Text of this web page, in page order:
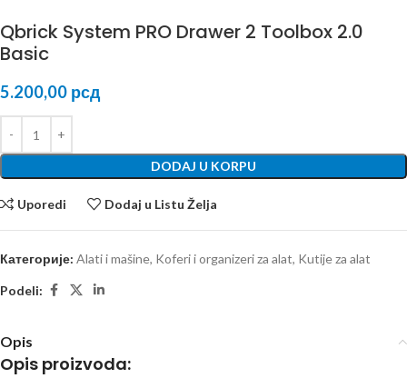
Qbrick System PRO Drawer 2 Toolbox 2.0
Basic
5.200,00 рсд
DODAJ U KORPU
Uporedi Dodaj u Listu Želja
Категорије: Alati i mašine, Koferi i organizeri za alat, Kutije za alat
Podeli:
Opis
Opis proizvoda: